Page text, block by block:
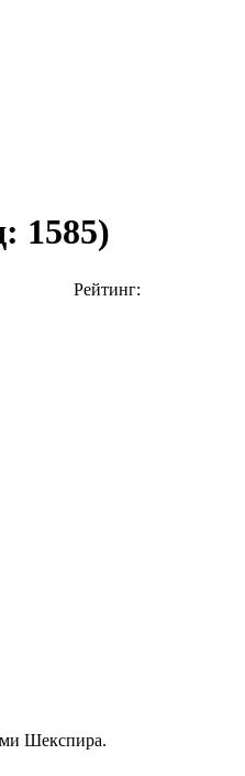
1585)
Рейтинг:
Шекспира.